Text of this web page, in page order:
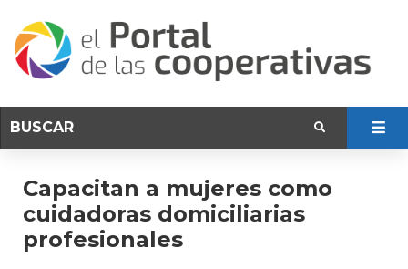
Capacitan a mujeres como
cuidadoras domiciliarias
profesionales